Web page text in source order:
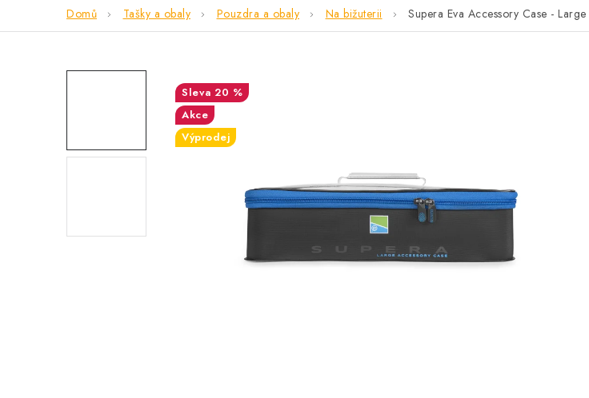
Domů Tašky a obaly Pouzdra a obaly Na bižuterii Supera Eva Accessory Case - Large
20 %
Akce
Výprodej